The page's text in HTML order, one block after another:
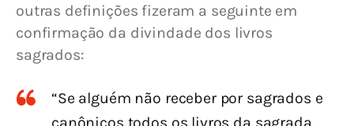
outras definições fizeram a seguinte em
confirmação da divindade dos livros
sagrados:
“Se alguém não receber por sagrados e